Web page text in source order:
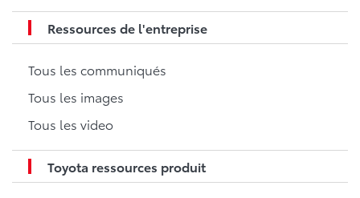
Ressources de l'entreprise
Tous les communiqués
Tous les images
Tous les video
Toyota ressources produit